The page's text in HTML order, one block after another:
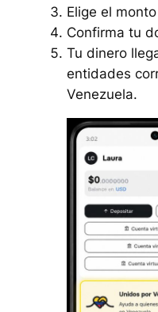
Elige el
Confirma tu
Tu dinero
entidades
Venezuela.